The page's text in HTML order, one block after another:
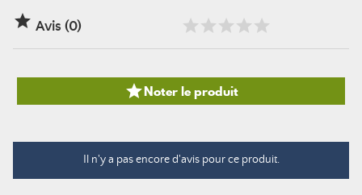
 Avis (0)
Noter le produit
Il n'y a pas encore d'avis pour ce produit.